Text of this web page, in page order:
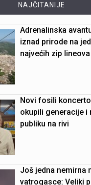
NAJČITANIJE
Adrenalinska
iznad prirode na
najvećih zip
Novi fosili
okupili generacije i
publiku na rivi
Još jedna nemirna
vatrogasce: Veliki